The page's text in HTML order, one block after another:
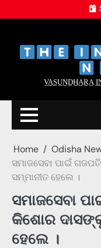
to
V̲A̲S̲U̲N̲D̲H̲A̲R̲A̲
Home
Odisha
ସମାଜସେବା ପାଇଁ
ସମ୍ମାନୀତ ହେଲେ ।
ସମାଜସେବା
କିଶୋର
ହେଲେ ।